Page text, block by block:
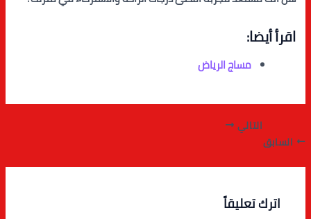
اقرأ أيضا:
مساج الرياض
السابق
التالي
اترك تعليقاً